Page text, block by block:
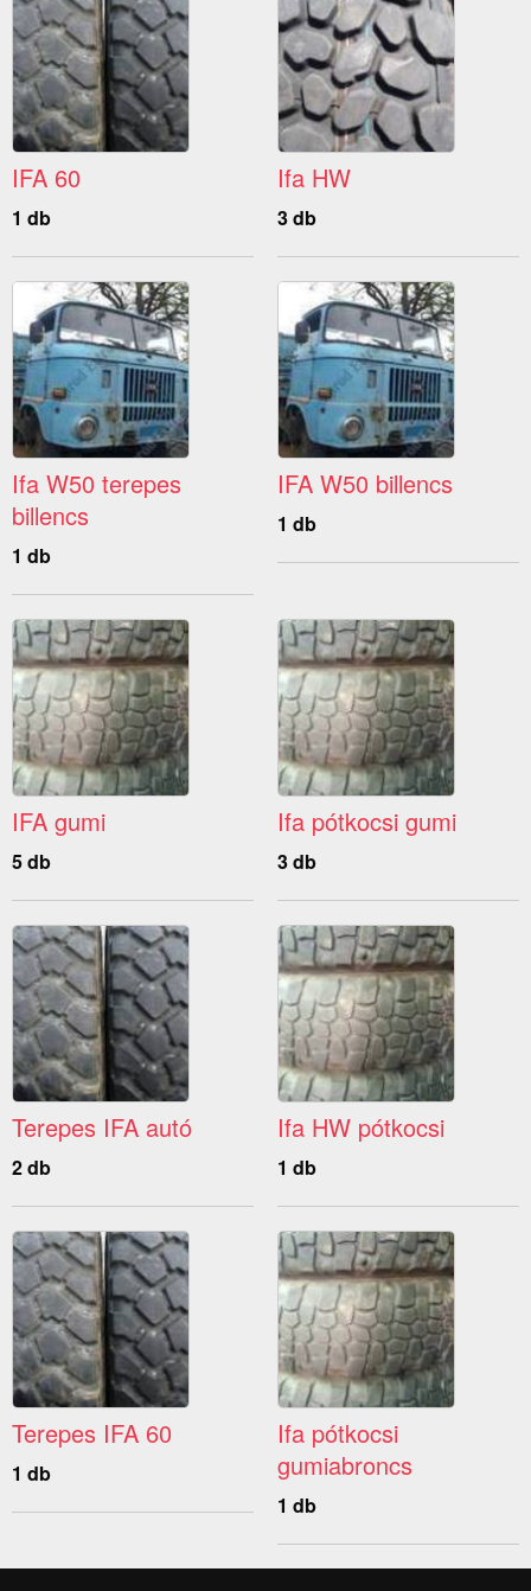
IFA 60
1 db
Ifa HW
3 db
Ifa W50 terepes
billencs
1 db
IFA W50 billencs
1 db
IFA gumi
5 db
Ifa pótkocsi gumi
3 db
Terepes IFA autó
2 db
Ifa HW pótkocsi
1 db
Terepes IFA 60
1 db
Ifa pótkocsi
gumiabroncs
1 db